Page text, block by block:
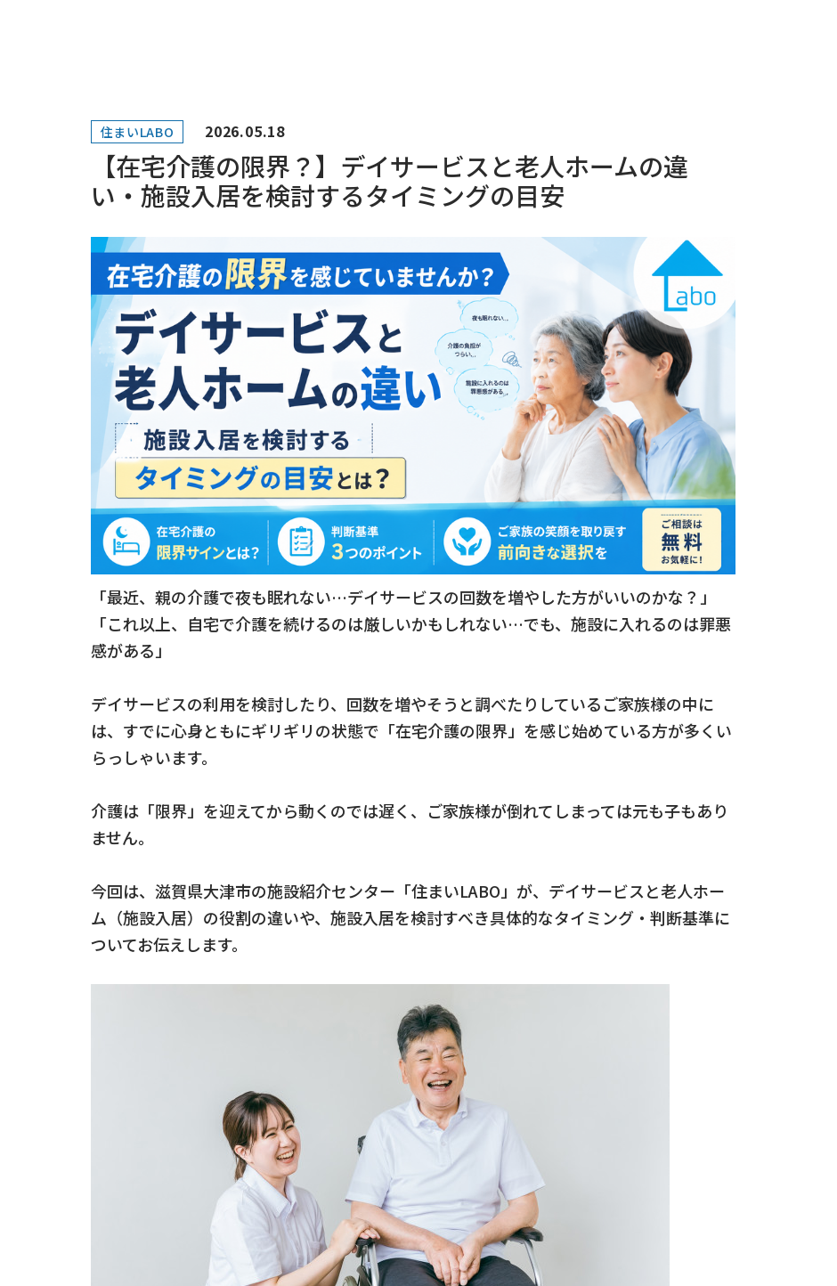
住まいLABO 2026.05.18
【在宅介護の限界？】デイサービスと老人ホームの違
い・施設入居を検討するタイミングの目安
「最近、親の介護で夜も眠れない…デイサービスの回数を増やした方がいいのかな？」
「これ以上、自宅で介護を続けるのは厳しいかもしれない…でも、施設に入れるのは罪悪
感がある」
デイサービスの利用を検討したり、回数を増やそうと調べたりしているご家族様の中に
は、すでに心身ともにギリギリの状態で「在宅介護の限界」を感じ始めている方が多くい
らっしゃいます。
介護は「限界」を迎えてから動くのでは遅く、ご家族様が倒れてしまっては元も子もあり
ません。
今回は、滋賀県大津市の施設紹介センター「住まいLABO」が、デイサービスと老人ホー
ム（施設入居）の役割の違いや、施設入居を検討すべき具体的なタイミング・判断基準に
ついてお伝えします。